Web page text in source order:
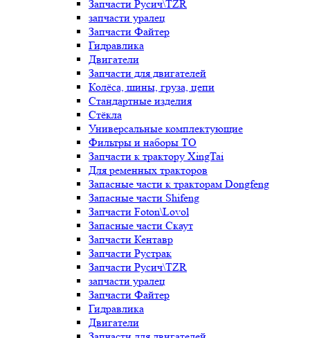
Запчасти Русич\TZR
запчасти уралец
Запчасти Файтер
Гидравлика
Двигатели
Запчасти для двигателей
Колёса, шины, груза, цепи
Стандартные изделия
Стёкла
Универсальные комплектующие
Фильтры и наборы ТО
Запчасти к трактору XingTai
Для ременных тракторов
Запасные части к тракторам Dongfeng
Запасные части Shifeng
Запчасти Foton\Lovol
Запасные части Скаут
Запчасти Кентавр
Запчасти Рустрак
Запчасти Русич\TZR
запчасти уралец
Запчасти Файтер
Гидравлика
Двигатели